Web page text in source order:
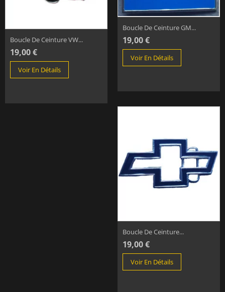
Boucle De Ceinture VW...
19,00 €
Voir En Détails
Boucle De Ceinture GM...
19,00 €
Voir En Détails
Boucle De Ceinture...
19,00 €
Voir En Détails